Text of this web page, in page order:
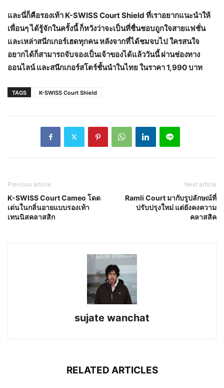
และนี่ก็คือรองเท้า K-SWISS Court Shield ที่เราอยากแนะนำให้
เพื่อนๆ ได้รู้จักในครั้งนี้ ก็หวังว่าจะเป็นที่ชื่นชอบถูกใจสายแฟชั่น
และเหล่าสนีกเกอร์เฮดทุกคน หลังจากที่ได้ชมจบไป ใครสนใจ
อยากได้ก็สามารถจับจองเป็นเจ้าของได้แล้ววันนี้ ผ่านช่องทาง
ออนไลน์ และสนีกเกอร์สโตร์ชั้นนำในไทย ในราคา 1,990 บาท
TAGS K-SWISS Court Shield
Previous article
K-SWISS Court Cameo โดด
เด่นในกลิ่นอายแบบรองเท้า
เทนนิสคลาสสิก
Next article
Ramli Court มากับรูปลักษณ์ที่
ปรับปรุงใหม่ แต่ยังคงความ
คลาสสิค
sujate wanchat
RELATED ARTICLES